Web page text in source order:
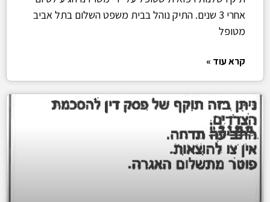
אחרי 3 שנים. התיק נוהל בבית משפט השלום בתל אביב
מטופל
קרא עוד »